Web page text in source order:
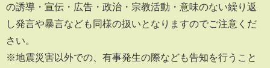
の誘導・宣伝・広告・政治・宗教活動・意味のない繰り返
し発言や暴言なども同様の扱いとなりますのでご注意くだ
さい。
※地震災害以外での、有事発生の際なども告知を行うこと